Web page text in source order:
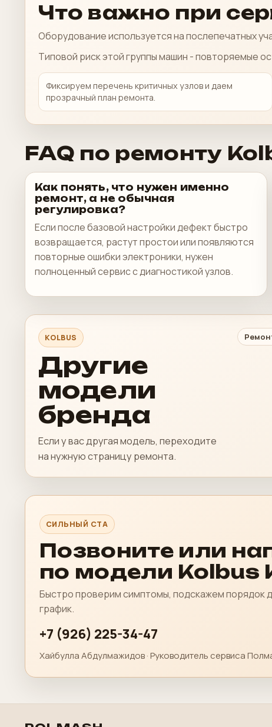
Что важно при
Оборудование используется на послепечатных
Типовой риск этой группы машин - повторяемые
Фиксируем перечень критичных узлов и даем
прозрачный план ремонта.
FAQ по ремонту
Как понять, что нужен именно
ремонт, а не обычная
регулировка?
Если после базовой настройки дефект быстро
возвращается, растут простои или появляются
повторные ошибки электроники, нужен
полноценный сервис с диагностикой узлов.
KOLBUS
Другие
модели
бренда
Если у вас другая модель, переходите
на нужную страницу ремонта.
СИЛЬНЫЙ CTA
Позвоните или
по модели Kolbus
Быстро проверим симптомы, подскажем порядок
график.
+7 (926) 225-34-47
Хайбулла Абдулмажидов · Руководитель сервиса